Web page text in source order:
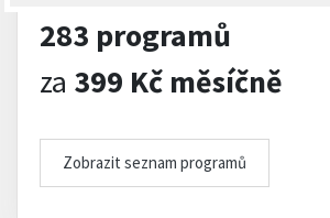
283 programů
za 399 Kč měsíčně
Zobrazit seznam programů